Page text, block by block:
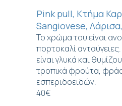
Pink pull, Κτήμα
Sangiovese,
Το χρώμα του είναι
πορτοκαλί
είναι γλυκά και
τροπικά φρούτα,
εσπεριδοειδών.
40€